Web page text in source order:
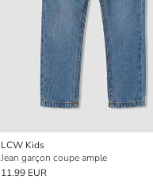
LCW Kids
Jean garçon coupe ample
11.99 EUR